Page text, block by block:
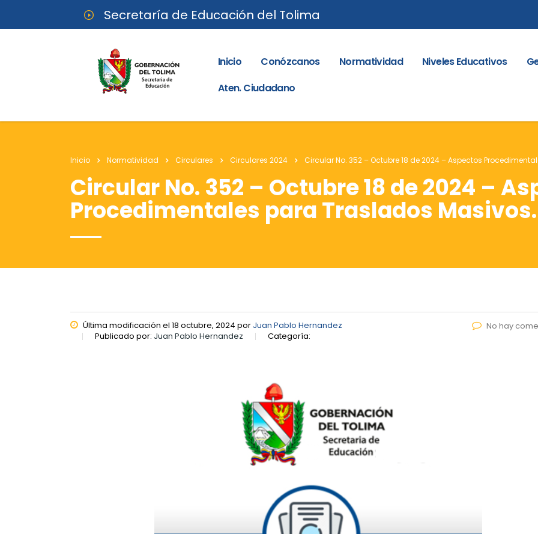
Secretaría de Educación del Tolima
Inicio Conózcanos Normatividad Niveles Educativos
Aten. Ciudadano
Inicio Normatividad Circulares Circulares 2024 Circular No. 352 – Octubre 18 de 2024 – Aspectos
Circular No. 352 – Octubre 18 de 2024 –
Procedimentales para Traslados Masivos.
Última modificación el 18 octubre, 2024 por Juan Pablo Hernandez
Publicado por: Juan Pablo Hernandez Categoría:
No hay